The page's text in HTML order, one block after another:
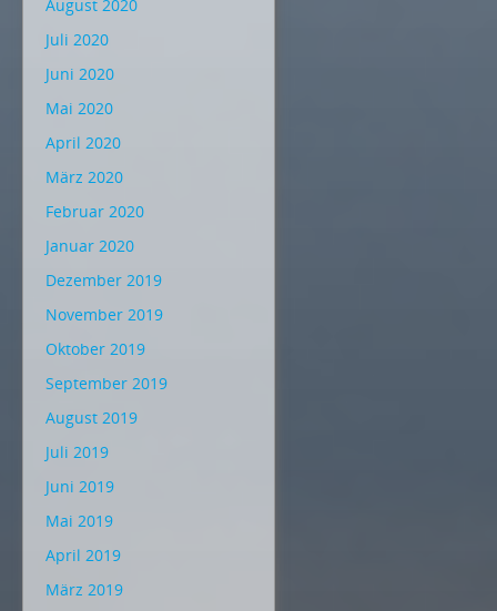
August 2020
Juli 2020
Juni 2020
Mai 2020
April 2020
März 2020
Februar 2020
Januar 2020
Dezember 2019
November 2019
Oktober 2019
September 2019
August 2019
Juli 2019
Juni 2019
Mai 2019
April 2019
März 2019